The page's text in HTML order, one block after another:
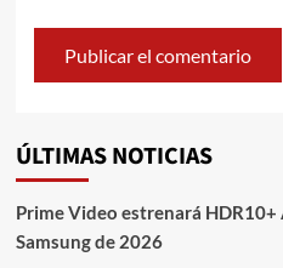
ÚLTIMAS NOTICIAS
Prime Video estrenará
Samsung de 2026